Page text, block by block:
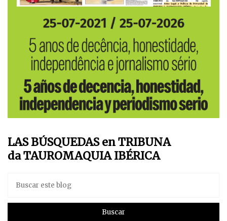
LAS BÚSQUEDAS en TRIBUNA
da TAUROMAQUIA IBÉRICA